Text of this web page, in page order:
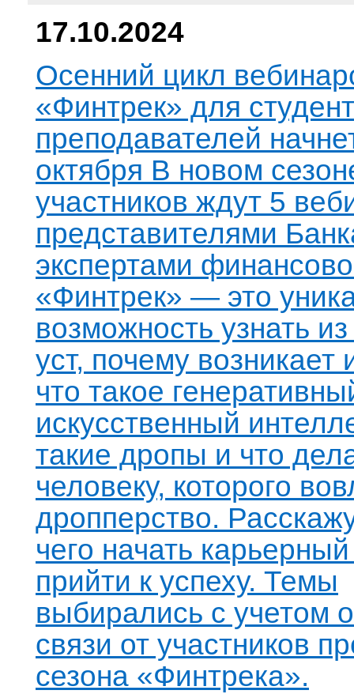
17.10.2024
Осенний цикл
«Финтрек» для
преподавателей
октября В новом
участников ждут 5
представителями
экспертами
«Финтрек» — это
возможность узнать
уст, почему
что такое
искусственный
такие дропы и что
человеку, которого
дропперство.
чего начать
прийти к успеху. Темы
выбирались с учетом
связи от участников
сезона «Финтрека».